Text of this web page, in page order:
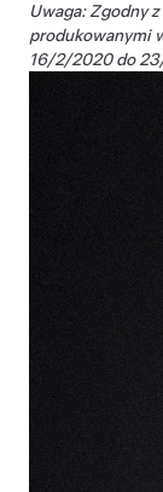
Uwaga: Zgodny
produkowanymi
16/2/2020 do